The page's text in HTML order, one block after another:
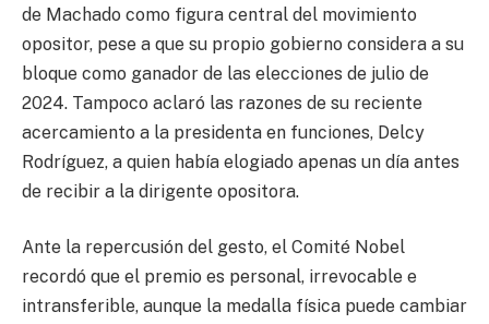
de Machado como figura central del movimiento
opositor, pese a que su propio gobierno considera a su
bloque como ganador de las elecciones de julio de
2024. Tampoco aclaró las razones de su reciente
acercamiento a la presidenta en funciones, Delcy
Rodríguez, a quien había elogiado apenas un día antes
de recibir a la dirigente opositora.
Ante la repercusión del gesto, el Comité Nobel
recordó que el premio es personal, irrevocable e
intransferible, aunque la medalla física puede cambiar